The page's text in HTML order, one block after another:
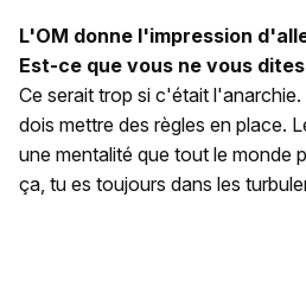
L'OM donne l'impression
Est-ce que vous ne vous
Ce serait trop si c'était
dois mettre des règles en place.
une mentalité que tout le monde
ça, tu es toujours dans les